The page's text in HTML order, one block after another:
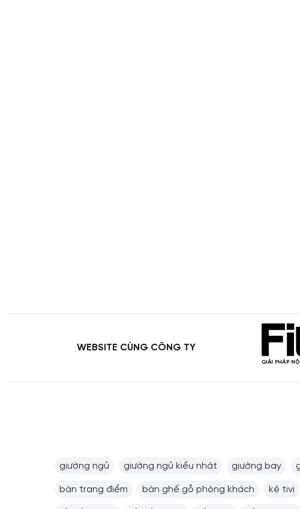
WEBSITE CÙNG CÔNG TY
giường ngủ giường ngủ kiểu nhật giường bay
bàn trang điểm bàn ghế gỗ phòng khách kệ tivi